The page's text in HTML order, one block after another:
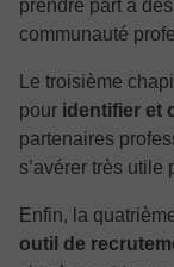
prendre part à
communauté
Le troisième
pour identifier et
partenaires
s’avérer très utile
Enfin, la
outil de